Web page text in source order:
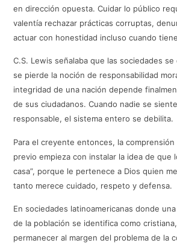
en dirección opuesta. Cuidar lo público
valentía rechazar prácticas corruptas,
actuar con honestidad incluso cuando
C.S. Lewis señalaba que las sociedades
se pierde la noción de responsabilidad
integridad de una nación depende
de sus ciudadanos. Cuando nadie se
responsable, el sistema entero se debilita.
Para el creyente entonces, la
previo empieza con instalar la idea de que
casa”, porque le pertenece a Dios quien
tanto merece cuidado, respeto y defensa.
En sociedades latinoamericanas donde
de la población se identifica como
permanecer al margen del problema de la